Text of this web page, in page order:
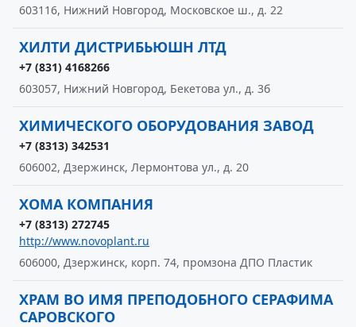
603116, Нижний Новгород, Московское ш., д. 22
ХИЛТИ ДИСТРИБЬЮШН ЛТД
+7 (831) 4168266
603057, Нижний Новгород, Бекетова ул., д. 3б
ХИМИЧЕСКОГО ОБОРУДОВАНИЯ ЗАВОД
+7 (8313) 342531
606002, Дзержинск, Лермонтова ул., д. 20
ХОМА КОМПАНИЯ
+7 (8313) 272745
http://www.novoplant.ru
606000, Дзержинск, корп. 74, промзона ДПО Пластик
ХРАМ ВО ИМЯ ПРЕПОДОБНОГО СЕРАФИМА
САРОВСКОГО